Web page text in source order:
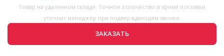
Товар на удаленном складе. Точное количество и время поставки
уточнит менеджер при подверждающем звонке.
ЗАКАЗАТЬ